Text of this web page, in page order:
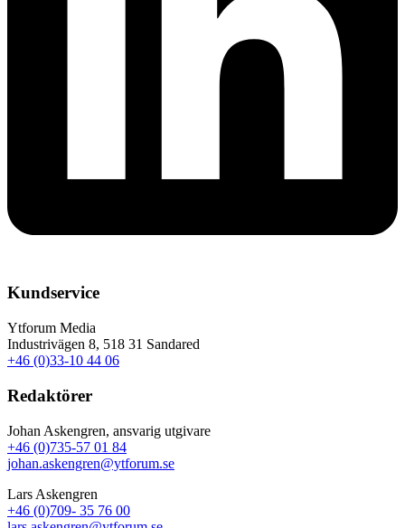
Kundservice
Ytforum Media
Industrivägen 8, 518 31 Sandared
+46 (0)33-10 44 06
Redaktörer
Johan Askengren, ansvarig utgivare
+46 (0)735-57 01 84
johan.askengren@ytforum.se
Lars Askengren
+46 (0)709- 35 76 00